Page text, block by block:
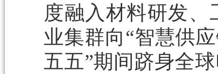
度融入材料研发
业集群向“智慧供
五五”期间跻身全